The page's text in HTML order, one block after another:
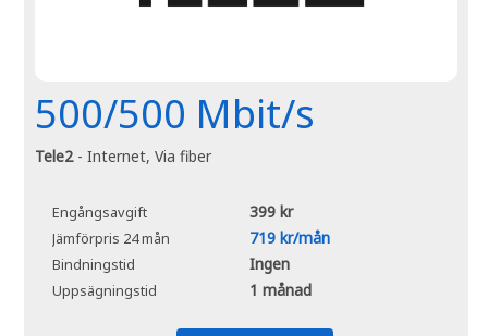
500/500 Mbit/s
Tele2- Internet, Via fiber
Engångsavgift 399 kr
Jämförpris 24 mån 719 kr/mån
Bindningstid Ingen
Uppsägningstid 1 månad